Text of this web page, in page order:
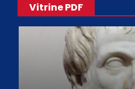
Vitrine PDF